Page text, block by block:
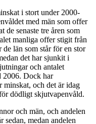
i stort under 2000-
med män som offer
de senaste tre åren som
manliga offer stigit från
län som står för en stor
det har sjunkit i
och antalet
2006. Dock har
och det är idag
dödligt skjutvapenvåld.
och män, och andelen
sedan, medan andelen